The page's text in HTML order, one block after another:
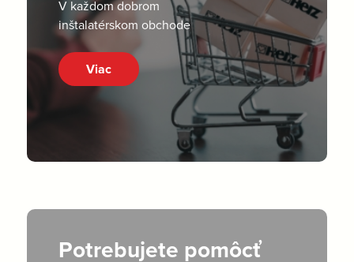
V každom dobrom
inštalatérskom obchode
Viac
Potrebujete pomôcť